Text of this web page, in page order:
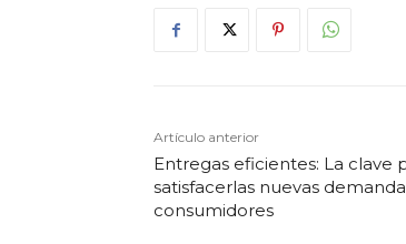
Artículo anterior
Entregas eficientes: La clave
satisfacerlas nuevas
consumidores